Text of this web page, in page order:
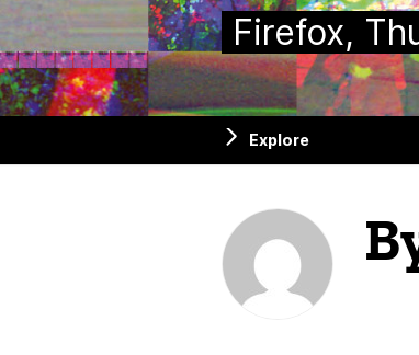
Firefox,
Explore